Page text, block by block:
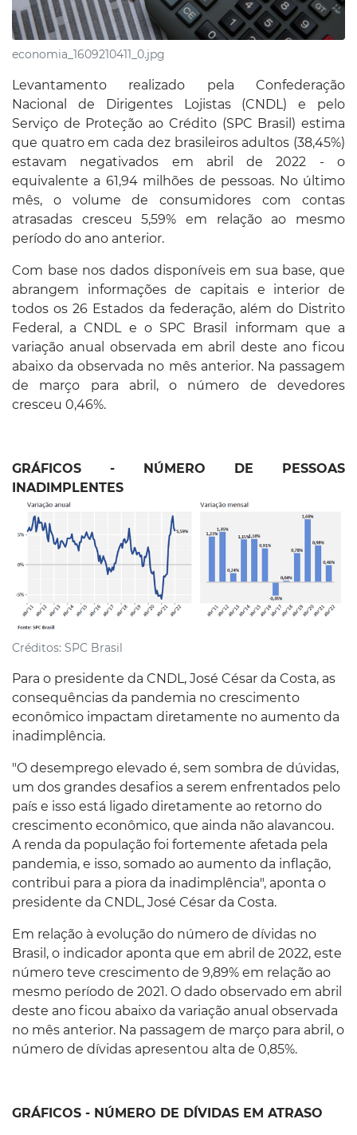
economia_1609210411_0.jpg
Levantamento realizado pela Confederação
Nacional de Dirigentes Lojistas (CNDL) e pelo
Serviço de Proteção ao Crédito (SPC Brasil) estima
que quatro em cada dez brasileiros adultos (38,45%)
estavam negativados em abril de 2022 - o
equivalente a 61,94 milhões de pessoas. No último
mês, o volume de consumidores com contas
atrasadas cresceu 5,59% em relação ao mesmo
período do ano anterior.
Com base nos dados disponíveis em sua base, que
abrangem informações de capitais e interior de
todos os 26 Estados da federação, além do Distrito
Federal, a CNDL e o SPC Brasil informam que a
variação anual observada em abril deste ano ficou
abaixo da observada no mês anterior. Na passagem
de março para abril, o número de devedores
cresceu 0,46%.
GRÁFICOS - NÚMERO DE PESSOAS
INADIMPLENTES
Créditos: SPC Brasil
Para o presidente da CNDL, José César da Costa, as
consequências da pandemia no crescimento
econômico impactam diretamente no aumento da
inadimplência.
"O desemprego elevado é, sem sombra de dúvidas,
um dos grandes desafios a serem enfrentados pelo
país e isso está ligado diretamente ao retorno do
crescimento econômico, que ainda não alavancou.
A renda da população foi fortemente afetada pela
pandemia, e isso, somado ao aumento da inflação,
contribui para a piora da inadimplência", aponta o
presidente da CNDL, José César da Costa.
Em relação à evolução do número de dívidas no
Brasil, o indicador aponta que em abril de 2022, este
número teve crescimento de 9,89% em relação ao
mesmo período de 2021. O dado observado em abril
deste ano ficou abaixo da variação anual observada
no mês anterior. Na passagem de março para abril, o
número de dívidas apresentou alta de 0,85%.
GRÁFICOS - NÚMERO DE DÍVIDAS EM ATRASO